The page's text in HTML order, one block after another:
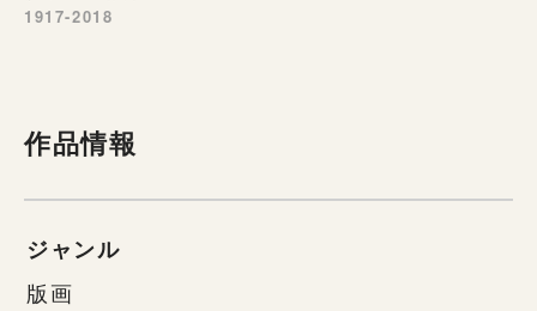
1917-2018
作品情報
ジャンル
版画